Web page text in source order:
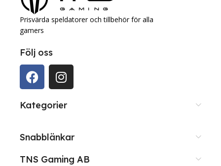
Prisvärda speldatorer och tillbehör för alla
gamers
Följ oss
Kategorier
Snabblänkar
TNS Gaming AB